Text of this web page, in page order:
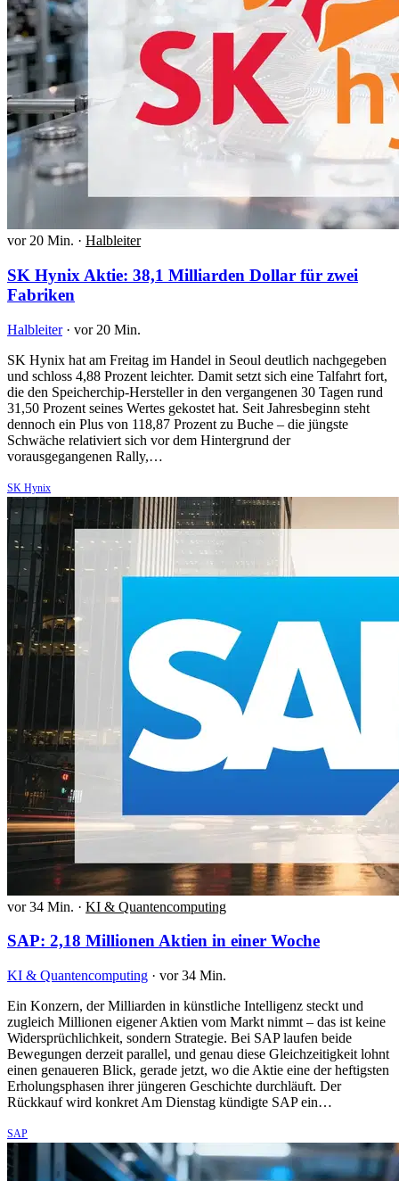
vor 20 Min. · Halbleiter
SK Hynix Aktie: 38,1 Milliarden Dollar für zwei
Fabriken
Halbleiter · vor 20 Min.
SK Hynix hat am Freitag im Handel in Seoul deutlich nachgegeben
und schloss 4,88 Prozent leichter. Damit setzt sich eine Talfahrt fort,
die den Speicherchip-Hersteller in den vergangenen 30 Tagen rund
31,50 Prozent seines Wertes gekostet hat. Seit Jahresbeginn steht
dennoch ein Plus von 118,87 Prozent zu Buche – die jüngste
Schwäche relativiert sich vor dem Hintergrund der
vorausgegangenen Rally,…
SK Hynix
vor 34 Min. · KI & Quantencomputing
SAP: 2,18 Millionen Aktien in einer Woche
KI & Quantencomputing · vor 34 Min.
Ein Konzern, der Milliarden in künstliche Intelligenz steckt und
zugleich Millionen eigener Aktien vom Markt nimmt – das ist keine
Widersprüchlichkeit, sondern Strategie. Bei SAP laufen beide
Bewegungen derzeit parallel, und genau diese Gleichzeitigkeit lohnt
einen genaueren Blick, gerade jetzt, wo die Aktie eine der heftigsten
Erholungsphasen ihrer jüngeren Geschichte durchläuft. Der
Rückkauf wird konkret Am Dienstag kündigte SAP ein…
SAP